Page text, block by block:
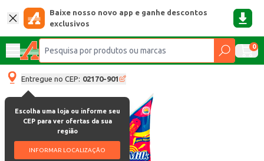
Baixe nosso novo app e ganhe descontos
exclusivos
0
Entregue no CEP: 02170-901
Escolha uma loja ou informe seu
CEP para ver ofertas da sua
região
INFORMAR LOCALIZAÇÃO